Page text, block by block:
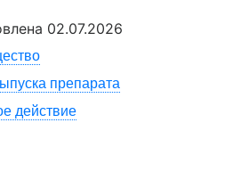
02.07.2026
препарата
действие